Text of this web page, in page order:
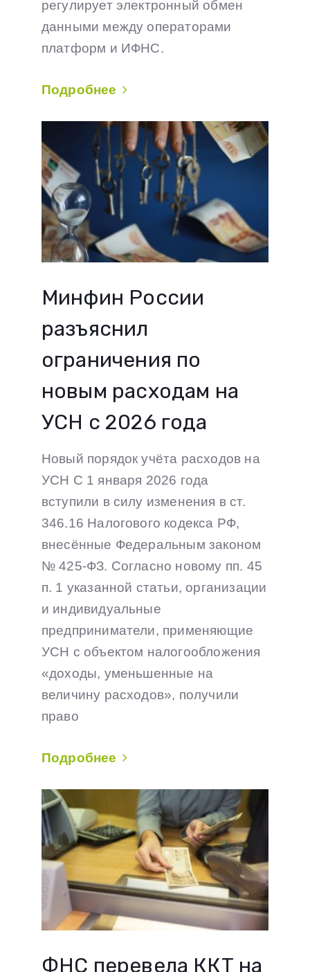
регулирует электронный обмен
данными между операторами
платформ и ИФНС.
Подробнее
Минфин России
разъяснил
ограничения по
новым расходам на
УСН с 2026 года
Новый порядок учёта расходов на
УСН С 1 января 2026 года
вступили в силу изменения в ст.
346.16 Налогового кодекса РФ,
внесённые Федеральным законом
№ 425-ФЗ. Согласно новому пп. 45
п. 1 указанной статьи, организации
и индивидуальные
предприниматели, применяющие
УСН с объектом налогообложения
«доходы, уменьшенные на
величину расходов», получили
право
Подробнее
ФНС перевела ККТ на